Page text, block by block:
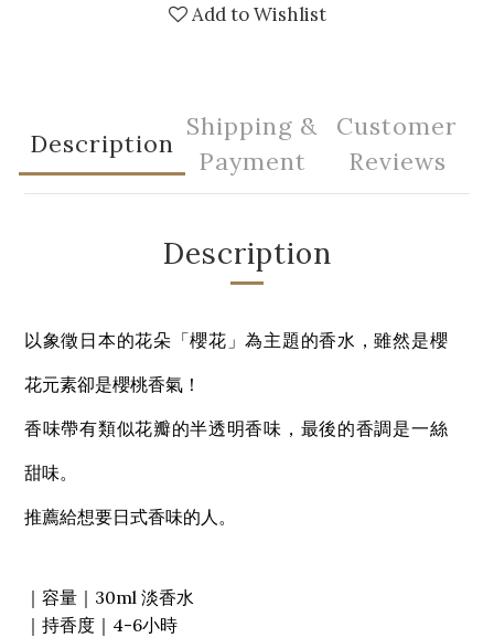
Add to Wishlist
Description
Shipping &
Payment
Customer
Reviews
Description
以象徵日本的花朵「櫻花」為主題的香水，雖然是櫻
花元素卻是櫻桃香氣！
香味帶有類似花瓣的半透明香味，最後的香調是一絲
甜味。
推薦給想要日式香味的人。
｜容量｜30ml 淡香水
｜持香度｜4-6小時